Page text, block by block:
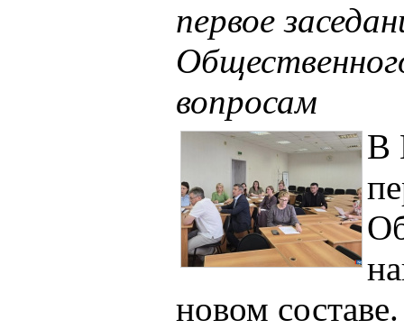
первое
вопросам
В
новом